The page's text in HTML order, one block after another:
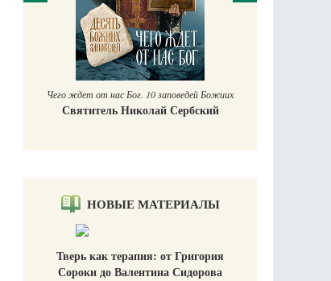
Чего ждет от нас Бог. 10 заповедей Божиих
Святитель Николай Сербский
НОВЫЕ МАТЕРИАЛЫ
Тверь как терапия: от Григория
Сороки до Валентина Сидорова